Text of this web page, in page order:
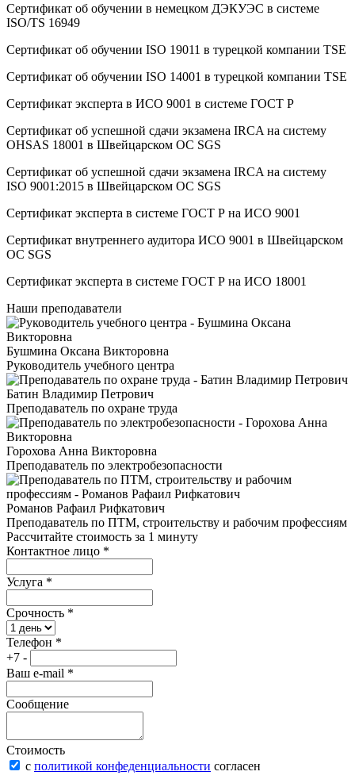
Сертификат об oбучeнии в немецком ДЭКУЭС в системе
ISO/TS 16949
Сертификат об oбучeнии ISO 19011 в турецкой компании TSE
Сертификат об oбучeнии ISO 14001 в турецкой компании TSE
Сертификат эксперта в ИСО 9001 в системе ГОСТ Р
Сертификат об успешной сдачи экзамена IRCA на систему
OHSAS 18001 в Швейцарском ОС SGS
Сертификат об успешной сдачи экзамена IRCA на систему
ISO 9001:2015 в Швейцарском ОС SGS
Сертификат эксперта в системе ГОСТ Р на ИСО 9001
Сертификат внутреннего аудитора ИСО 9001 в Швейцарском
ОС SGS
Сертификат эксперта в системе ГОСТ Р на ИСО 18001
Наши преподаватели
Бушмина Оксана Викторовна
Руководитель учебного центра
Батин Владимир Петрович
Преподаватель по охране труда
Горохова Анна Викторовна
Преподаватель по электробезопасности
Романов Рафаил Рифкатович
Преподаватель по ПТМ, строительству и рабочим профессиям
Рассчитайте стоимость за 1 минуту
Контактное лицо *
Услуга *
Срочность *
Телефон *
+7 -
Ваш e-mail *
Сообщение
Стоимость
с политикой конфеденциальности согласен